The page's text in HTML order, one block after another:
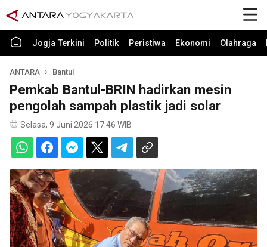
Jogja Terkini Politik Peristiwa Ekonomi Olahraga
ANTARA Bantul
Pemkab Bantul-BRIN hadirkan mesin
pengolah sampah plastik jadi solar
Selasa, 9 Juni 2026 17:46 WIB